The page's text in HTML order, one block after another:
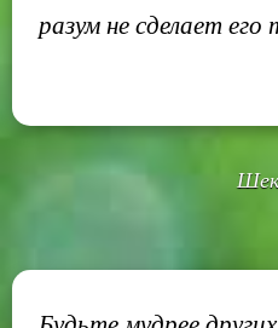
разум не сделает его